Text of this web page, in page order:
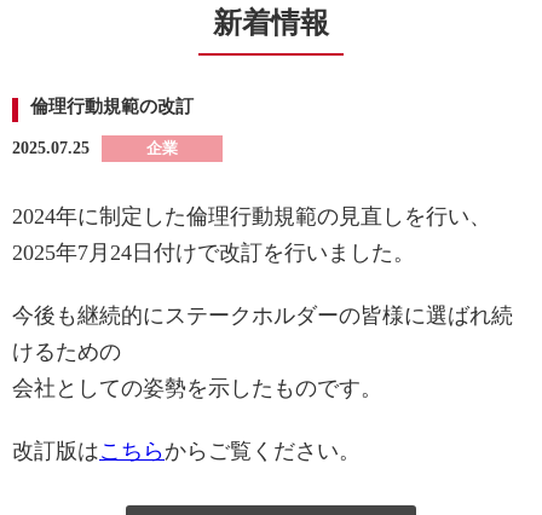
新着情報
倫理行動規範の改訂
2025.07.25
2024年に制定した倫理行動規範の見直しを行い、
2025年7月24日付けで改訂を行いました。
今後も継続的にステークホルダーの皆様に選ばれ続
けるための
会社としての姿勢を示したものです。
改訂版はこちらからご覧ください。